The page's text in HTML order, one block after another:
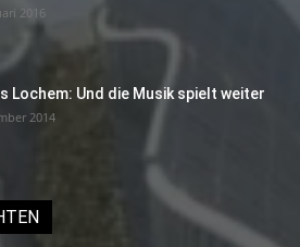
2016
Lochem: Und die Musik spielt weiter
2014